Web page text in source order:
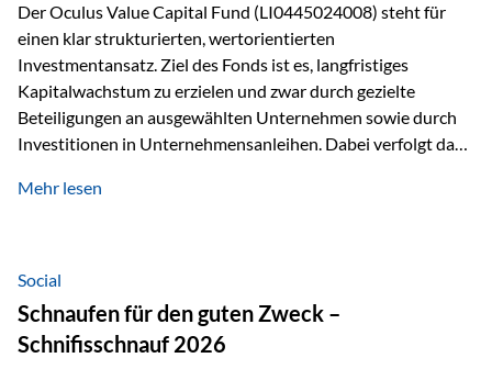
Der Oculus Value Capital Fund (LI0445024008) steht für
einen klar strukturierten, wertorientierten
Investmentansatz. Ziel des Fonds ist es, langfristiges
Kapitalwachstum zu erzielen und zwar durch gezielte
Beteiligungen an ausgewählten Unternehmen sowie durch
Investitionen in Unternehmensanleihen. Dabei verfolgt das
Marktbewegungen stehen im Fokus, sondern die
innerhalb der Private Wealth Police der Vienna-Life steht
der Oculus Value Capital Fund für einen langfristig
orientierten Value-Investing-Ansatz mit Fokus auf
fundamentale Unternehmensanalyse und nachhaltige
Mehr lesen
Social
Schnaufen für den guten Zweck –
Schnifisschnauf 2026